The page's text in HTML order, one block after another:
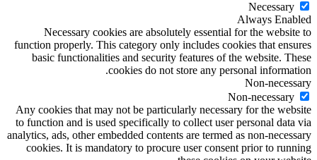
Necessary
Always Enabled
Necessary cookies are absolutely essential for the website to
function properly. This category only includes cookies that ensures
basic functionalities and security features of the website. These
cookies do not store any personal information.
Non-necessary
Non-necessary
Any cookies that may not be particularly necessary for the website
to function and is used specifically to collect user personal data via
analytics, ads, other embedded contents are termed as non-necessary
cookies. It is mandatory to procure user consent prior to running